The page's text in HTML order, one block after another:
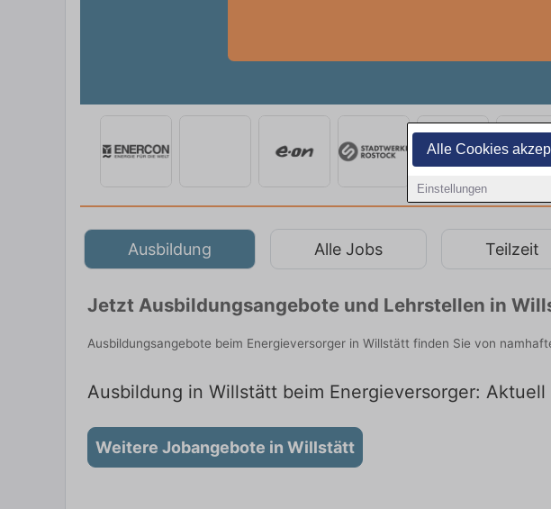
Alle Cookies
Einstellungen
Ausbildung Alle Jobs Teilzeit
Jetzt Ausbildungsangebote und Lehrstellen in
Ausbildungsangebote beim Energieversorger in Willstätt finden Sie von
Ausbildung in Willstätt beim Energieversorger:
Weitere Jobangebote in Willstätt